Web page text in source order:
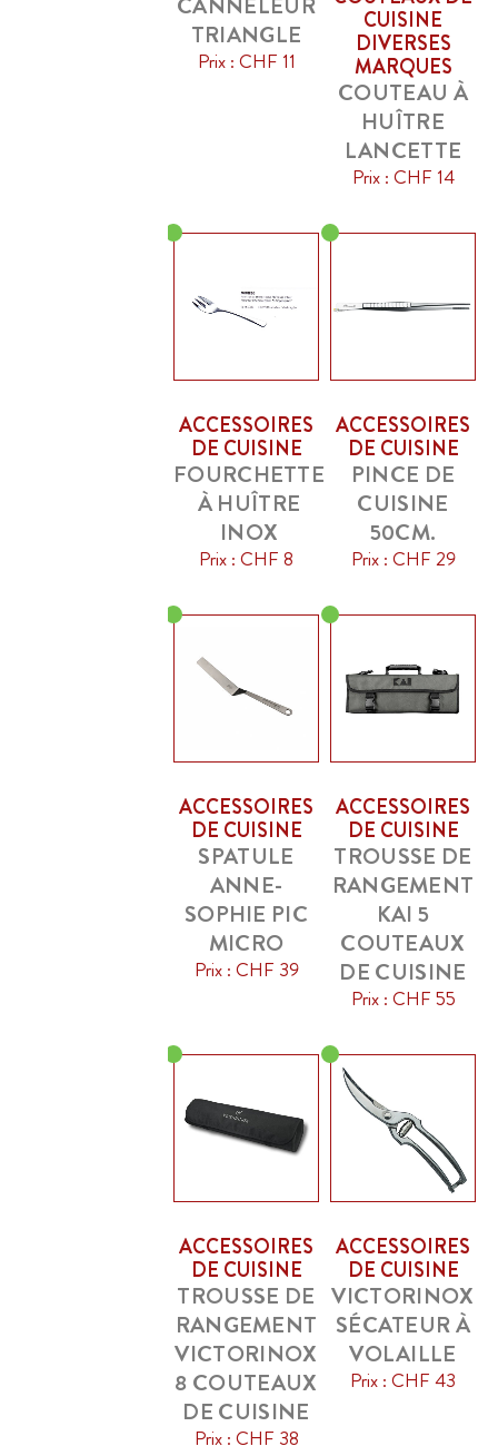
TRIANGLE
Prix : CHF 11
CUISINE
DIVERSES
MARQUES
COUTEAU À
HUÎTRE
LANCETTE
Prix : CHF 14
ACCESSOIRES
DE CUISINE
FOURCHETTE
À HUÎTRE
INOX
Prix : CHF 8
ACCESSOIRES
DE CUISINE
PINCE DE
CUISINE
50CM.
Prix : CHF 29
ACCESSOIRES
DE CUISINE
SPATULE
ANNE-
SOPHIE PIC
MICRO
Prix : CHF 39
ACCESSOIRES
DE CUISINE
TROUSSE DE
RANGEMENT
KAI 5
COUTEAUX
DE CUISINE
Prix : CHF 55
ACCESSOIRES
DE CUISINE
TROUSSE DE
RANGEMENT
VICTORINOX
8 COUTEAUX
DE CUISINE
Prix : CHF 38
ACCESSOIRES
DE CUISINE
VICTORINOX
SÉCATEUR À
VOLAILLE
Prix : CHF 43